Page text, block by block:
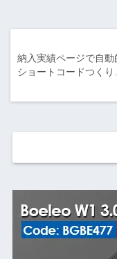
納入実績ページで自
ショートコードつくり